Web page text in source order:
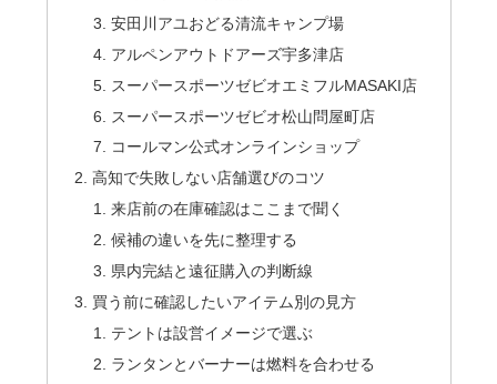
安田川アユおどる清流キャンプ場
アルペンアウトドアーズ宇多津店
スーパースポーツゼビオエミフルMASAKI店
スーパースポーツゼビオ松山問屋町店
コールマン公式オンラインショップ
高知で失敗しない店舗選びのコツ
来店前の在庫確認はここまで聞く
候補の違いを先に整理する
県内完結と遠征購入の判断線
買う前に確認したいアイテム別の見方
テントは設営イメージで選ぶ
ランタンとバーナーは燃料を合わせる